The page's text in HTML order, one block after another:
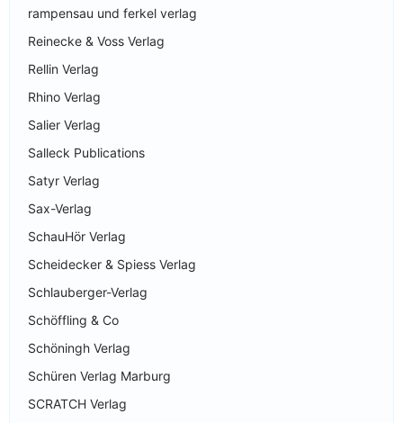
rampensau und ferkel verlag
Reinecke & Voss Verlag
Rellin Verlag
Rhino Verlag
Salier Verlag
Salleck Publications
Satyr Verlag
Sax-Verlag
SchauHör Verlag
Scheidecker & Spiess Verlag
Schlauberger-Verlag
Schöffling & Co
Schöningh Verlag
Schüren Verlag Marburg
SCRATCH Verlag